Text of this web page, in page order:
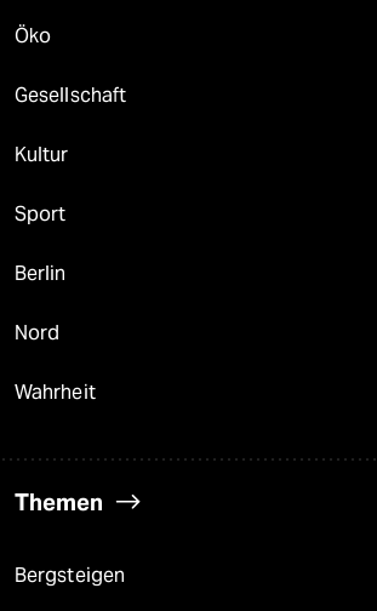
Öko
Gesellschaft
Kultur
Sport
Berlin
Nord
Wahrheit
Themen
Bergsteigen